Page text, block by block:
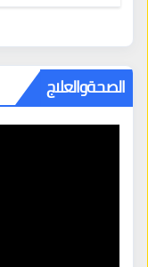
الصحةوالعلاج